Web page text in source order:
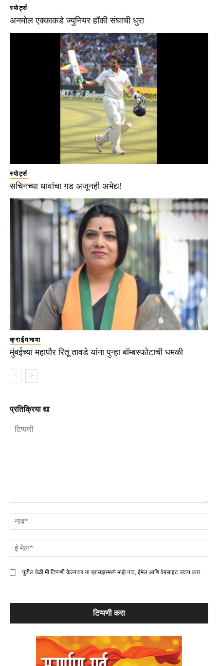
स्पोर्ट्स
अनमोल एक्काकडे ज्युनियर हॉकी संघाची धुरा
स्पोर्ट्स
सचिनच्या धावांचा गड अजूनही अभेद्य!
क्राईमनामा
मुंबईच्या महापौर रितू तावडे यांना पुन्हा बॉम्बस्फोटाची धमकी
प्रतिक्रिया द्या
पुढील वेळी मी टिप्पणी केल्यावर या ब्राउझरमध्ये माझे नाव, ईमेल आणि वेबसाइट जतन करा.